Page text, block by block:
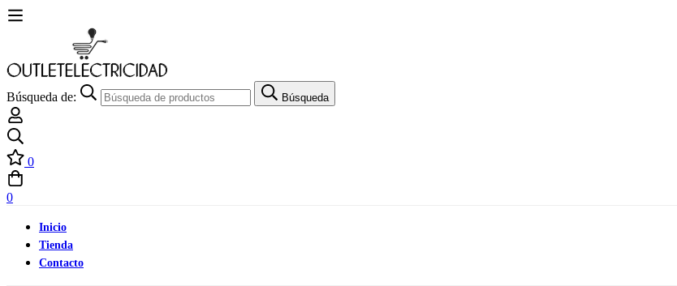
Búsqueda de: Búsqueda
0
0
Inicio
Tienda
Contacto